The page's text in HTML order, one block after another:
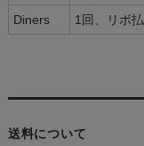
Diners 1回、リボ払
送料について